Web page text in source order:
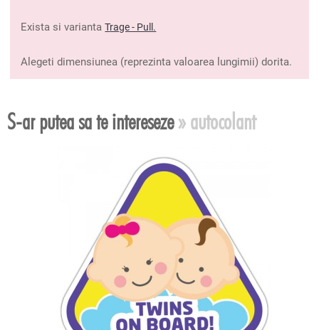
Exista si variantaTrage - Pull.
Alegeti dimensiunea (reprezinta valoarea lungimii) dorita.
S-ar putea sa te intereseze» autocolant